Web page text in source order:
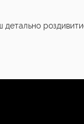
детально